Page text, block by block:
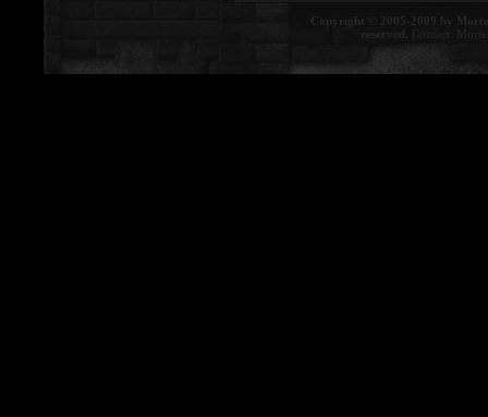
Copyright © 2005-2009 by
reserved. Contact: